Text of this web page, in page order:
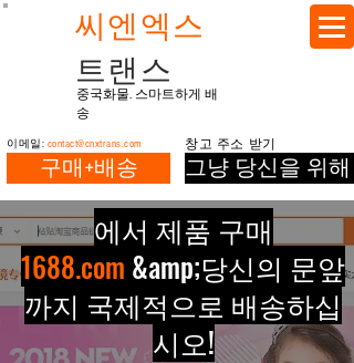
씨엔엑스
트랜스
중국화물. 스마트하게 배
송
이메일: contact@cnxtrans.com
구매+배송
창고 주소 받기
그냥 당신을 위해
에서 제품 구매
1688.com &amp;당신의 문앞
까지 국제적으로 배송하십
시오!